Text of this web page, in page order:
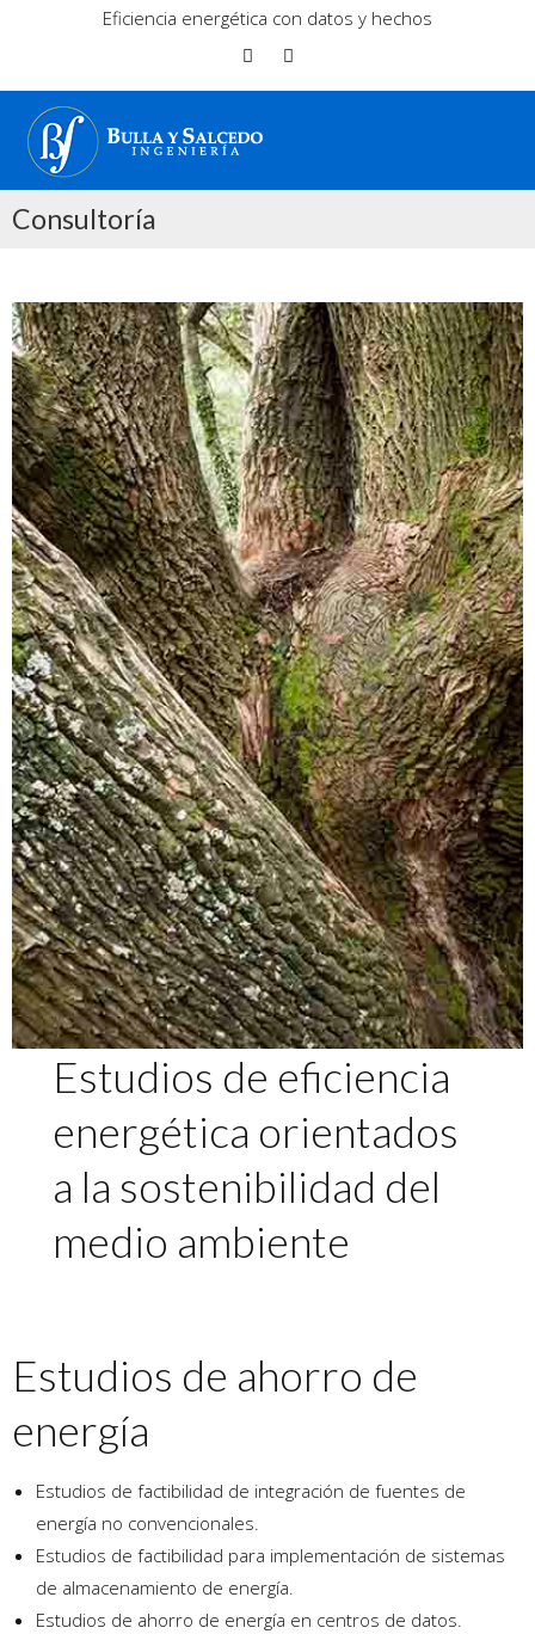
Eficiencia energética con datos y hechos
Consultoría
Estudios de eficiencia
energética orientados
a la sostenibilidad del
medio ambiente
Estudios de ahorro de
energía
Estudios de factibilidad de integración de fuentes de
energía no convencionales.
Estudios de factibilidad para implementación de sistemas
de almacenamiento de energía.
Estudios de ahorro de energía en centros de datos.